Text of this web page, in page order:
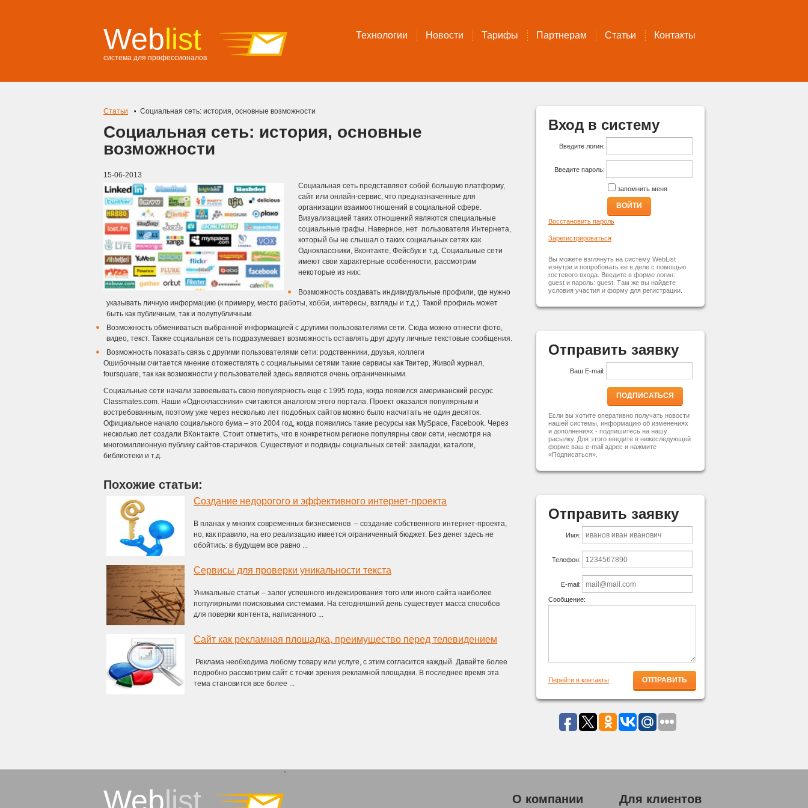
Weblist
система для профессионалов
Технологии Новости Тарифы Партнерам Статьи Контакты
Статьи Социальная сеть: история, основные возможности
Социальная сеть: история, основные
возможности
15-06-2013
Социальная сеть представляет собой большую платформу,
сайт или онлайн-сервис, что предназначенные для
организации взаимоотношений в социальной сфере.
Визуализацией таких отношений являются специальные
социальные графы. Наверное, нет пользователя Интернета,
который бы не слышал о таких социальных сетях как
Одноклассники, Вконтакте, Фейсбук и т.д. Социальные сети
имеют свои характерные особенности, рассмотрим
некоторые из них:
Возможность создавать индивидуальные профили, где нужно
указывать личную информацию (к примеру, место работы, хобби, интересы, взгляды и т.д.). Такой профиль может
быть как публичным, так и полупубличным.
Возможность обмениваться выбранной информацией с другими пользователями сети. Сюда можно отнести фото,
видео, текст. Также социальная сеть подразумевает возможность оставлять друг другу личные текстовые сообщения.
Возможность показать связь с другими пользователями сети: родственники, друзья, коллеги
Ошибочным считается мнение отожествлять с социальными сетями такие сервисы как Твитер, Живой журнал,
foursquare, так как возможности у пользователей здесь являются очень ограниченными.
Социальные сети начали завоевывать свою популярность еще с 1995 года, когда появился американский ресурс
Classmates.com. Наши «Одноклассники» считаются аналогом этого портала. Проект оказался популярным и
востребованным, поэтому уже через несколько лет подобных сайтов можно было насчитать не один десяток.
Официальное начало социального бума – это 2004 год, когда появились такие ресурсы как MySpace, Facebook. Через
несколько лет создали ВКонтакте. Стоит отметить, что в конкретном регионе популярны свои сети, несмотря на
многомиллионную публику сайтов-старичков. Существуют и подвиды социальных сетей: закладки, каталоги,
библиотеки и т.д.
Похожие статьи:
Создание недорогого и эффективного интернет-проекта
В планах у многих современных бизнесменов – создание собственного интернет-проекта,
но, как правило, на его реализацию имеется ограниченный бюджет. Без денег здесь не
обойтись: в будущем все равно ...
Сервисы для проверки уникальности текста
Уникальные статьи – залог успешного индексирования того или иного сайта наиболее
популярными поисковыми системами. На сегодняшний день существует масса способов
для поверки контента, написанного ...
Сайт как рекламная площадка, преимущество перед телевидением
Реклама необходима любому товару или услуге, с этим согласится каждый. Давайте более
подробно рассмотрим сайт с точки зрения рекламной площадки. В последнее время эта
тема становится все более ...
Вход в систему
Введите логин:
Введите пароль:
запомнить меня
ВОЙТИ
Восстановить пароль
Зарегистрироваться
Вы можете взглянуть на систему WebList
изнутри и попробовать ее в деле с помощью
гостевого входа. Введите в форме логин:
guest и пароль: guest. Там же вы найдете
условия участия и форму для регистрации.
Отправить заявку
Ваш E-mail:
ПОДПИСАТЬСЯ
Если вы хотите оперативно получать новости
нашей системы, информацию об изменениях
и дополнениях - подпишитесь на нашу
расылку. Для этого введите в нижеследующей
форме ваш e-mail адрес и нажмите
«Подписаться».
Отправить заявку
Имя:
Телефон:
E-mail:
Сообщение:
Перейти в контакты
Weblist
`
О компании Для клиентов